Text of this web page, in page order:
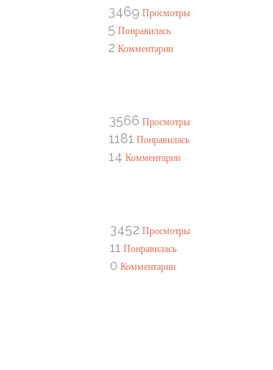
3469 Просмотры
5 Понравилась
2 Комментарии
3566 Просмотры
1181 Понравилась
14 Комментарии
3452 Просмотры
11 Понравилась
0 Комментарии